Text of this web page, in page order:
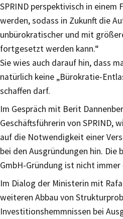
SPRIND perspektivisch in
werden, sodass in Zukunft die
unbürokratischer und mit
fortgesetzt werden kann.“
Sie wies auch darauf hin, dass
natürlich keine „Bürokratie-
schaffen darf.
Im Gespräch mit Berit
Geschäftsführerin von SPRIND,
auf die Notwendigkeit einer
bei den Ausgründungen hin. Die
GmbH-Gründung ist nicht
Im Dialog der Ministerin mit
weiteren Abbau von
Investitionshemmnissen bei